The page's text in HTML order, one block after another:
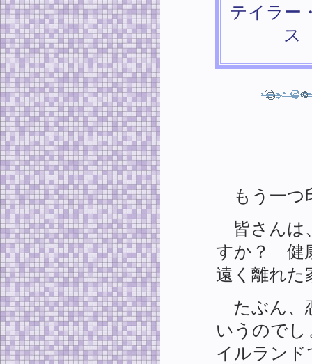
テイラー
ス
もう一つ
皆さんは
すか？ 健
遠く離れた
たぶん、
いうので
イルラン